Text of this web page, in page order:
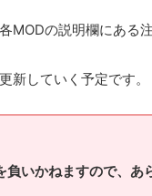
MODの説明欄にある
新していく予定です。
いかねますので、あ